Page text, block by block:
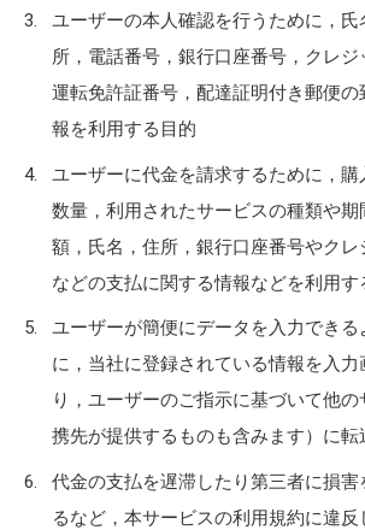
ユーザーの本人確認を行うために，氏
所，電話番号，銀行口座番号，クレジ
運転免許証番号，配達証明付き郵便
報を利用する目的
ユーザーに代金を請求するために，
数量，利用されたサービスの種類や期
額，氏名，住所，銀行口座番号やク
などの支払に関する情報などを利用す
ユーザーが簡便にデータを入力できる
に，当社に登録されている情報を入力
り，ユーザーのご指示に基づいて他
携先が提供するものも含みます）に転
代金の支払を遅滞したり第三者に損害
るなど，本サービスの利用規約に違反